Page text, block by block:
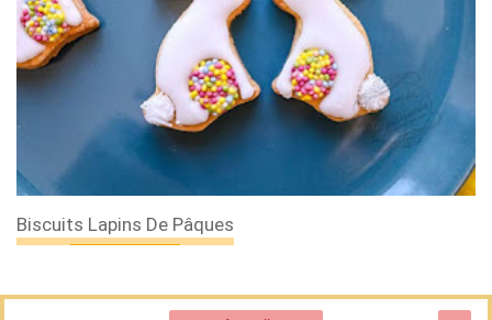
Biscuits Lapins De Pâques